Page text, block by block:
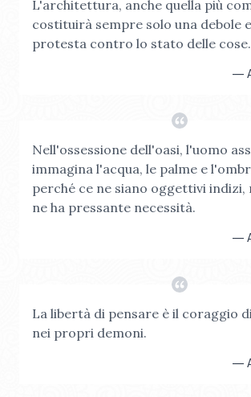
L'architettura, anche quella più
costituirà sempre solo una debole
protesta contro lo stato delle cose.
—
Nell'ossessione dell'oasi, l'uomo
immagina l'acqua, le palme e
perché ce ne siano oggettivi indizi,
ne ha pressante necessità.
—
La libertà di pensare è il coraggio
nei propri demoni.
—